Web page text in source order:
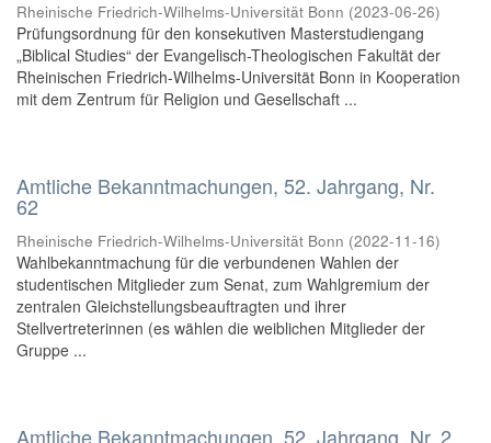
Rheinische Friedrich-Wilhelms-Universität Bonn (2023-06-26)
Prüfungsordnung für den konsekutiven Masterstudiengang
„Biblical Studies“ der Evangelisch-Theologischen Fakultät der
Rheinischen Friedrich-Wilhelms-Universität Bonn in Kooperation
mit dem Zentrum für Religion und Gesellschaft ...
Amtliche Bekanntmachungen, 52. Jahrgang, Nr.
62
Rheinische Friedrich-Wilhelms-Universität Bonn (2022-11-16)
Wahlbekanntmachung für die verbundenen Wahlen der
studentischen Mitglieder zum Senat, zum Wahlgremium der
zentralen Gleichstellungsbeauftragten und ihrer
Stellvertreterinnen (es wählen die weiblichen Mitglieder der
Gruppe ...
Amtliche Bekanntmachungen, 52. Jahrgang, Nr. 2